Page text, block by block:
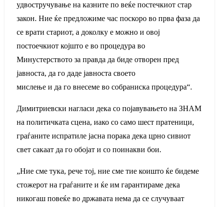
удвостручување на казните по веќе постечкиот стар
закон. Ние ќе предложиме час поскоро во прва фаза да
се врати стариот, а доколку е можно и овој
постоечкиот којшто е во процедура во
Минустерството за правда да биде отворен пред
јавноста, да го даде јавноста своето
мислење и да го внесеме во собраниска процедура“.
Димитриевски нагласи дека со појавувањето на ЗНАМ
на политичката сцена, иако со само шест пратеници,
граѓаните испратиле јасна порака дека црно сивиот
свет сакаат да го обојат и со поинакви бои.
„Ние сме тука, рече тој, ние сме тие коишто ќе бидеме
стожерот на граѓаните и ќе им гарантираме дека
никогаш повеќе во државата нема да се случуваат